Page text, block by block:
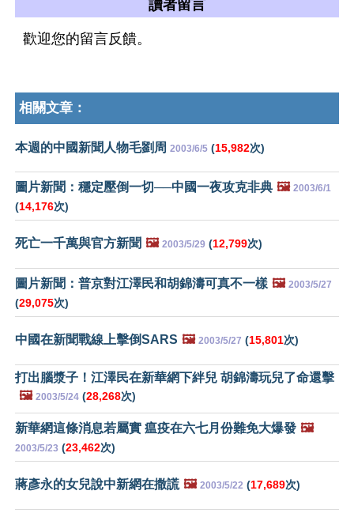
讀者留言
歡迎您的留言反饋。
相關文章：
本週的中國新聞人物毛劉周 2003/6/5 (15,982次)
圖片新聞：穩定壓倒一切──中國一夜攻克非典 🖼️ 2003/6/1
(14,176次)
死亡一千萬與官方新聞 🖼️ 2003/5/29 (12,799次)
圖片新聞：普京對江澤民和胡錦濤可真不一樣 🖼️ 2003/5/27
(29,075次)
中國在新聞戰線上擊倒SARS 🖼️ 2003/5/27 (15,801次)
打出腦漿子！江澤民在新華網下絆兒 胡錦濤玩兒了命還擊
🖼️ 2003/5/24 (28,268次)
新華網這條消息若屬實 瘟疫在六七月份難免大爆發 🖼️
2003/5/23 (23,462次)
蔣彥永的女兒說中新網在撒謊 🖼️ 2003/5/22 (17,689次)